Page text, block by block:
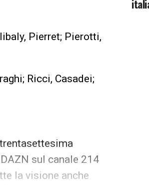
Pierret; Pierotti,
Ricci, Casadei;
sul canale 214
la visione anche